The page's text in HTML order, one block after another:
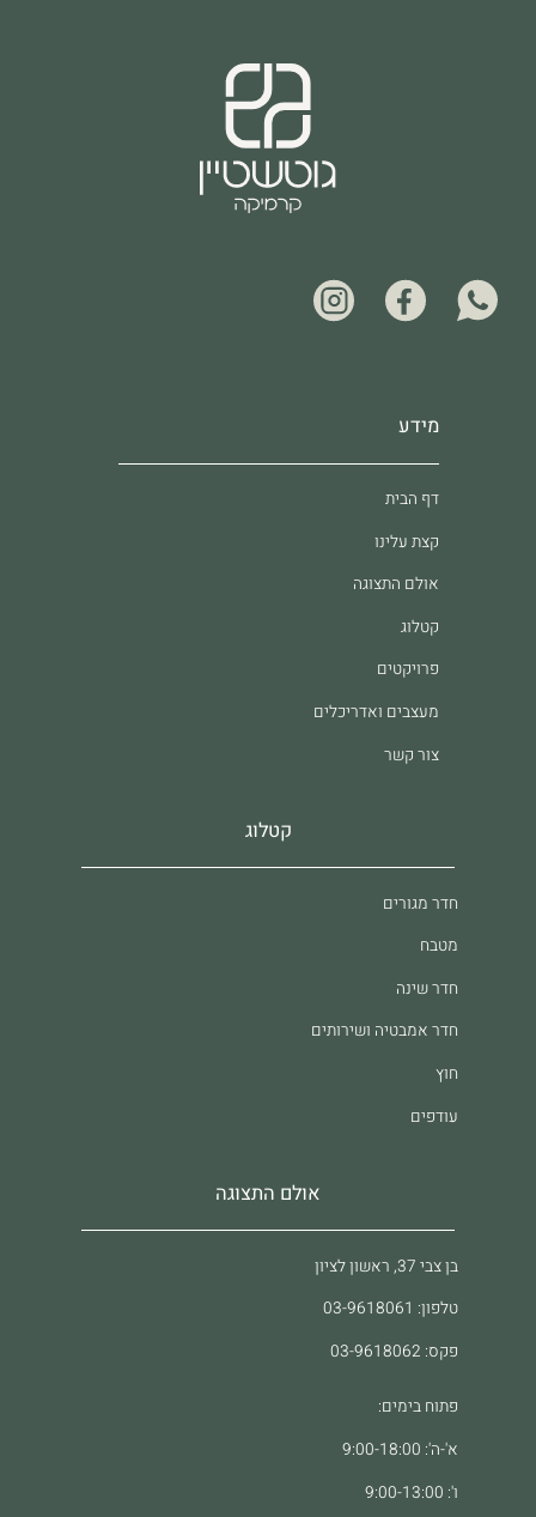
מידע
דף הבית
קצת עלינו
אולם התצוגה
קטלוג
פרויקטים
מעצבים ואדריכלים
צור קשר
קטלוג
חדר מגורים
מטבח
חדר שינה
חדר אמבטיה ושירותים
חוץ
עודפים
אולם התצוגה
בן צבי 37, ראשון לציון
טלפון: 03-9618061
פקס: 03-9618062
פתוח בימים:
א'-ה': 9:00-18:00
ו': 9:00-13:00